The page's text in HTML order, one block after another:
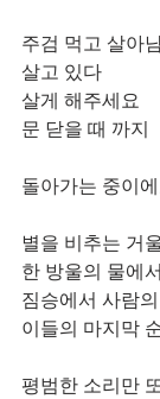
주검 먹고 살아
살고 있다
살게 해주세요
문 닫을 때 까지
돌아가는 중이
별을 비추는 거
한 방울의 물에
짐승에서 사람
이들의 마지막
평범한 소리만